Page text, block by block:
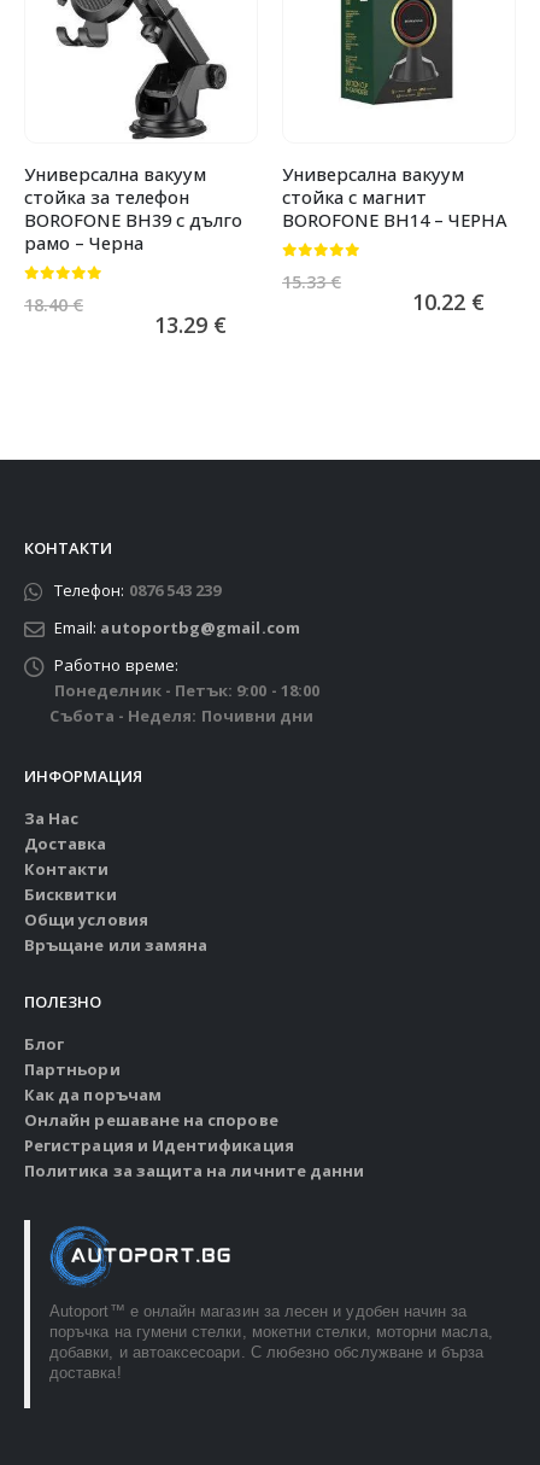
Универсална вакуум
стойка за телефон
BOROFONE BH39 с дълго
рамо – Черна
18.40€
13.29 €
Универсална вакуум
стойка с магнит
BOROFONE BH14 – ЧЕРНА
15.33€
10.22 €
КОНТАКТИ
Телефон: 0876 543 239
Email: autoportbg@gmail.com
Работно време:
Понеделник - Петък: 9:00 - 18:00
Събота - Неделя: Почивни дни
ИНФОРМАЦИЯ
За Нас
Доставка
Контакти
Бисквитки
Общи условия
Връщане или замяна
ПОЛЕЗНО
Блог
Партньори
Как да поръчам
Онлайн решаване на спорове
Регистрация и Идентификация
Политика за защита на личните данни
Autoport™ e онлайн магазин за лесен и удобен начин за
поръчка на гумени стелки, мокетни стелки, моторни масла,
добавки, и автоаксесоари. С любезно обслужване и бърза
доставка!